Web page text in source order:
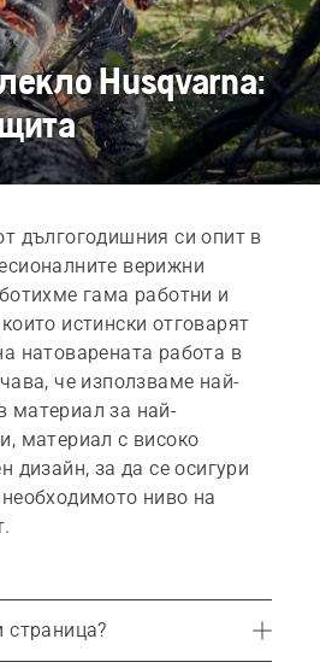
Husqvarna:
дългогодишния си опит в
верижни
гама работни и
истински отговарят
натоварената работа в
че използваме най-
материал за най-
материал с високо
дизайн, за да се осигури
ниво на
страница?